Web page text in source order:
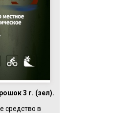
3 г. (зел).
средство в